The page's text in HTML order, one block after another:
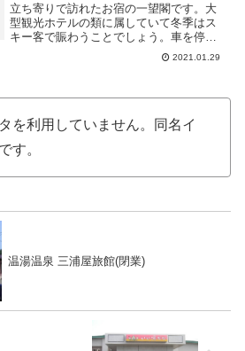
立ち寄りで訪れたお宿の一望閣です。大
型観光ホテルの類に属していて冬季はス
キー客で賑わうことでしょう。車を停め
た駐車場横には露天風呂の扉があり、従
業員に尋ねてみるとこちらは宿泊者専用
2021.01.29
を利用していません。同名イ
す。
温湯温泉 三浦屋旅館(閉業)